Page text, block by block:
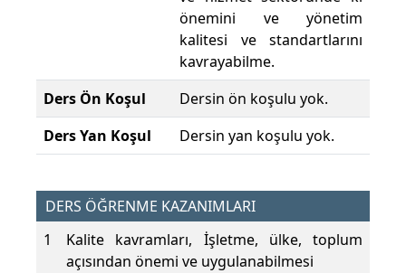
önemini ve yönetim
kalitesi ve standartlarını
kavrayabilme.
Ders Ön Koşul
Dersin ön koşulu yok.
Ders Yan Koşul
Dersin yan koşulu yok.
DERS ÖĞRENME KAZANIMLARI
1
Kalite kavramları, İşletme, ülke, toplum
açısından önemi ve uygulanabilmesi